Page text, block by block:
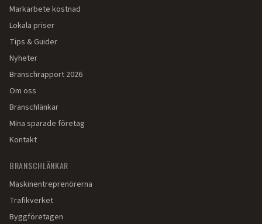
Markarbete kostnad
Lokala priser
Tips & Guider
Nyheter
Branschrapport 2026
Om oss
Branschlänkar
Mina sparade företag
Kontakt
BRANSCHLÄNKAR
Maskinentreprenörerna
Trafikverket
Byggföretagen